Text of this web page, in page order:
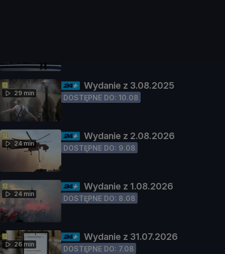
29 min
Wydanie z 3.08.2025
DOSTĘPNE DO: 10.08
24 min
Wydanie z 2.08.2026
DOSTĘPNE DO: 9.08
24 min
Wydanie z 1.08.2026
DOSTĘPNE DO: 8.08
26 min
Wydanie z 31.07.2026
DOSTĘPNE DO: 7.08